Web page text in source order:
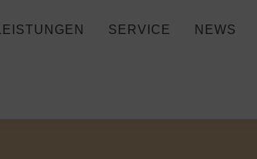
LEISTUNGEN SERVICE NEWS